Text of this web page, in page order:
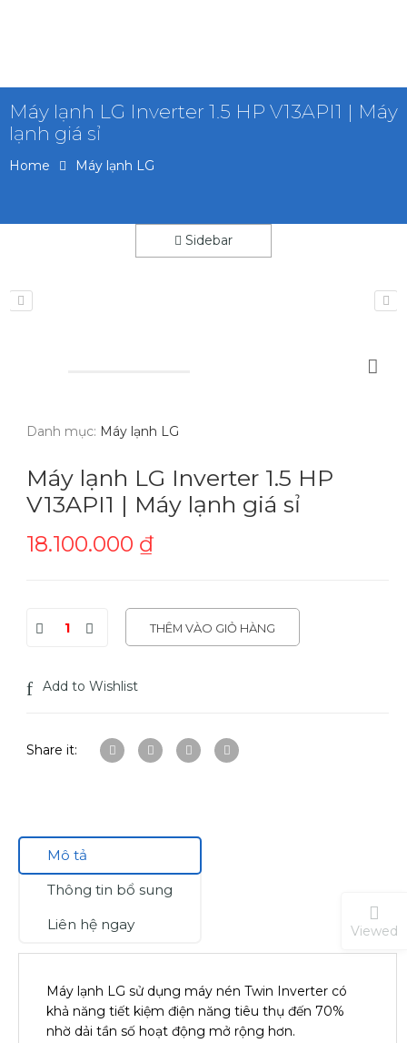
Máy lạnh LG Inverter 1.5 HP V13API1 | Máy
lạnh giá sỉ
Home Máy lạnh LG
Sidebar
Danh mục: Máy lạnh LG
Máy lạnh LG Inverter 1.5 HP
V13API1 | Máy lạnh giá sỉ
18.100.000 ₫
THÊM VÀO GIỎ HÀNG
Add to Wishlist
Share it:
Mô tả
Thông tin bổ sung
Liên hệ ngay
Máy lạnh LG sử dụng máy nén Twin Inverter có
khả năng tiết kiệm điện năng tiêu thụ đến 70%
nhờ dải tần số hoạt động mở rộng hơn.
Viewed